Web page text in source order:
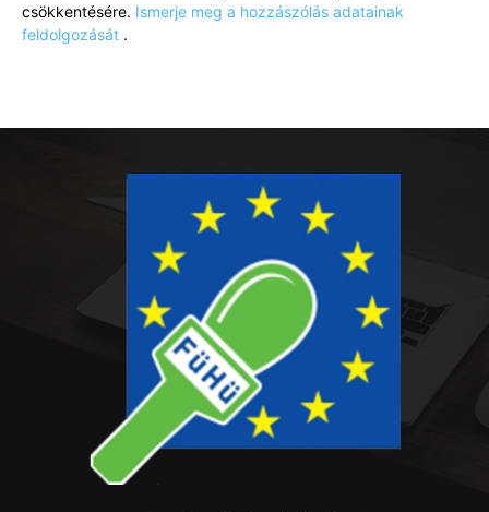
csökkentésére. Ismerje meg a hozzászólás adatainak
feldolgozását .